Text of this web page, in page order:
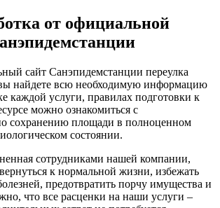
от официальной
сайт Санэпидемстанции переулка
найдете всю необходимую информацию
каждой услуги, правилах подготовки к
можно ознакомиться с
сохранению площади в полноценном
состоянии.
сотрудниками нашей компании,
к нормальной жизни, избежать
предотвратить порчу имущества и
что все расценки на наши услуги –